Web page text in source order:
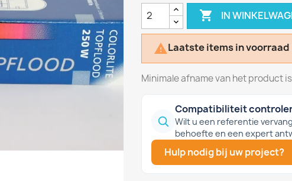
 IN
Laatste items in voorraad
Minimale afname van het product
Compatibiliteit
Wilt u een referentie
behoefte en een expert
Hulp nodig bij uw project?